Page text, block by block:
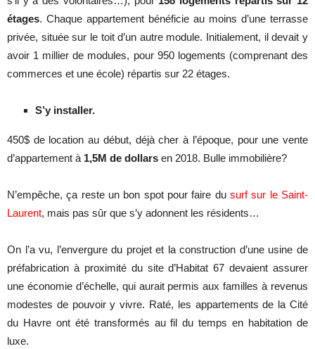
étages. Chaque appartement bénéficie au moins d’une terrasse
privée, située sur le toit d’un autre module. Initialement, il devait y
avoir 1 millier de modules, pour 950 logements (comprenant des
commerces et une école) répartis sur 22 étages.
S’y installer.
450$ de location au début, déjà cher à l’époque, pour une vente
d’appartement à 1,5M de dollars en 2018. Bulle immobilière?
N’empêche, ça reste un bon spot pour faire du surf sur le Saint-
Laurent, mais pas sûr que s’y adonnent les résidents…
On l’a vu, l’envergure du projet et la construction d’une usine de
préfabrication à proximité du site d’Habitat 67 devaient assurer
une économie d’échelle, qui aurait permis aux familles à revenus
modestes de pouvoir y vivre. Raté, les appartements de la Cité
du Havre ont été transformés au fil du temps en habitation de
luxe.